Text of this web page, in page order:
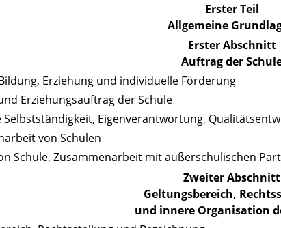
Erster Teil
Allgemeine
Erster Abschnitt
Auftrag der
Erziehung und individuelle Förderung
Erziehungsauftrag der Schule
Selbstständigkeit, Eigenverantwortung,
von Schulen
Schule, Zusammenarbeit mit außerschulischen
Zweiter Abschnitt
Geltungsbereich,
und innere Organisation